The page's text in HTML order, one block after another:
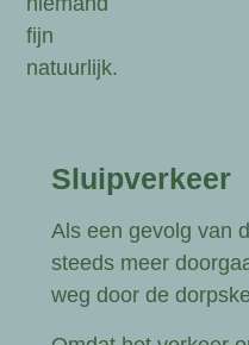
fijn
natuurlijk.
Sluipverkeer
Als een gevolg van
steeds meer
weg door de